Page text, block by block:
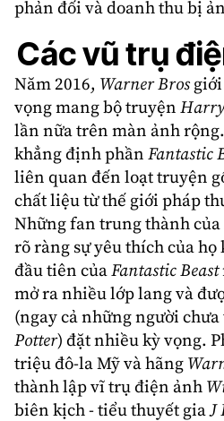
phản đối và doanh thu bị
Các vũ trụ
Năm 2016, Warner Brosgiới
vọng mang bộ truyện
lần nữa trên màn ảnh
khẳng định phần Fantastic
liên quan đến loạt truyện
chất liệu từ thế giới pháp
Những fan trung thành của
rõ ràng sự yêu thích của
đầu tiên củaFantastic Beast
mở ra nhiều lớp lang và
(ngay cả những người
Potter) đặt nhiều kỳ vọng.
triệu đô-la Mỹ và hãng
thành lập vĩ trụ điện ảnh
biên kịch - tiểu thuyết giaJ